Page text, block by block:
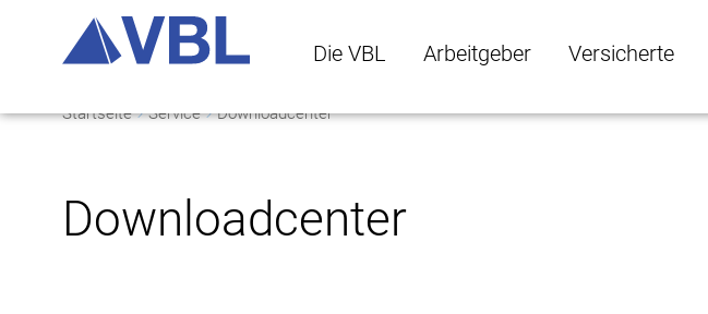
Die VBL Arbeitgeber Versicherte
Startseite Service Downloadcenter
Downloadcenter